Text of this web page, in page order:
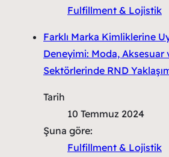
Fulfillment & Lojistik
Farklı Marka Kimliklerine
Deneyimi: Moda, Aksesuar
Sektörlerinde RND
Tarih
10 Temmuz 2024
Şuna göre:
Fulfillment & Lojistik